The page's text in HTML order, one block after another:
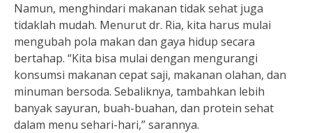
Namun, menghindari makanan tidak sehat juga
tidaklah mudah. Menurut dr. Ria, kita harus mulai
mengubah pola makan dan gaya hidup secara
bertahap. “Kita bisa mulai dengan mengurangi
konsumsi makanan cepat saji, makanan olahan, dan
minuman bersoda. Sebaliknya, tambahkan lebih
banyak sayuran, buah-buahan, dan protein sehat
dalam menu sehari-hari,” sarannya.